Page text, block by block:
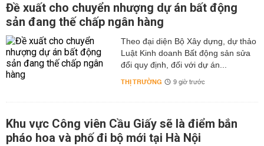
Đề xuất cho chuyển nhượng dự án bất động
sản đang thế chấp ngân hàng
Theo đại diện Bộ Xây dựng, dự thảo
Luật Kinh doanh Bất động sản sửa
đổi quy định, đối với dự án...
THỊ TRƯỜNG 9 giờ trước
Khu vực Công viên Cầu Giấy sẽ là điểm bắn
pháo hoa và phố đi bộ mới tại Hà Nội